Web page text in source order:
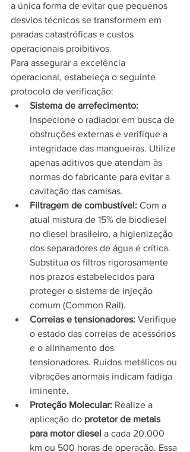
a única forma de evitar que pequenos
desvios técnicos se transformem em
paradas catastróficas e custos
operacionais proibitivos.
Para assegurar a excelência
operacional, estabeleça o seguinte
protocolo de verificação:
Sistema de arrefecimento:
Inspecione o radiador em busca de
obstruções externas e verifique a
integridade das mangueiras. Utilize
apenas aditivos que atendam às
normas do fabricante para evitar a
cavitação das camisas.
Filtragem de combustível: Com a
atual mistura de 15% de biodiesel
no diesel brasileiro, a higienização
dos separadores de água é crítica.
Substitua os filtros rigorosamente
nos prazos estabelecidos para
proteger o sistema de injeção
comum (Common Rail).
Correias e tensionadores: Verifique
o estado das correias de acessórios
e o alinhamento dos
tensionadores. Ruídos metálicos ou
vibrações anormais indicam fadiga
iminente.
Proteção Molecular: Realize a
aplicação do protetor de metais
para motor diesel a cada 20.000
km ou 500 horas de operação. Essa